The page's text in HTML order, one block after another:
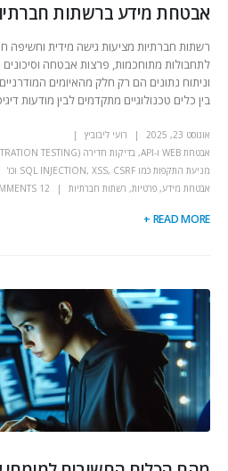
אבטחת מידע ברשתות
רשתות חברתיות מציעות גישה מידית
לתחבולות מתוחכמות, פרצות אבטחה וסיכונים
וניתוח נתונים הם רק חלק מהאיומים
בין כלים טכנולוגיים מתקדמים לבין מודעות
אוגוסט 23, 2025
רועי ליבוביץ
אבטחת WEB ו-API
, בדיקות חדירה (PENETRATION TESTING)
מניעת התקפות כמו SQL INJECTION, XSS, CSRF וכו'
אבטחת מידע, פרטיות, רשתות חברתיות 12 COMMENTS
READ MORE +